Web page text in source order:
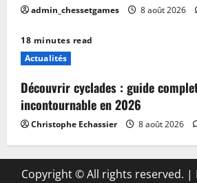
admin_chessetgames 8 août 2026
18 minutes read
Actualités
Découvrir cyclades : guide
incontournable en 2026
Christophe Echassier 8 août 2026
Copyright © All rights reserved. |